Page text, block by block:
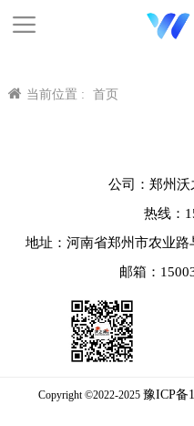
当前位置 : 首页
公司：郑州沃
热线：
地址：河南省郑州市农业
邮箱：
Copyright ©2022-2025 豫ICP备